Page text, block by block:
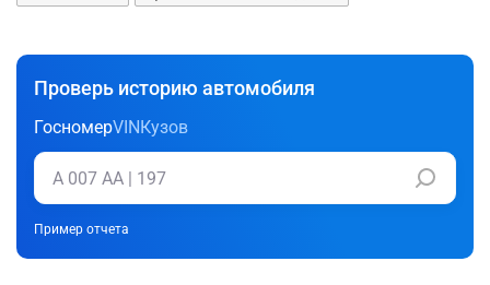
Проверь историю автомобиля
ГосномерVIN Кузов
Пример отчета